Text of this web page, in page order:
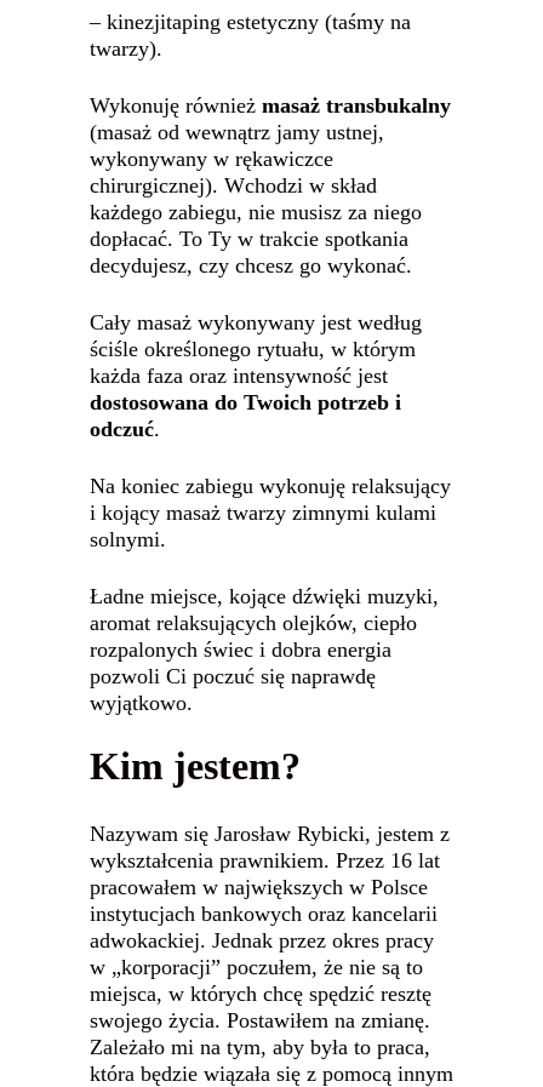
– kinezjitaping estetyczny (taśmy na
twarzy).
Wykonuję również masaż transbukalny
(masaż od wewnątrz jamy ustnej,
wykonywany w rękawiczce
chirurgicznej). Wchodzi w skład
każdego zabiegu, nie musisz za niego
dopłacać. To Ty w trakcie spotkania
decydujesz, czy chcesz go wykonać.
Cały masaż wykonywany jest według
ściśle określonego rytuału, w którym
każda faza oraz intensywność jest
dostosowana do Twoich potrzeb i
odczuć.
Na koniec zabiegu wykonuję relaksujący
i kojący masaż twarzy zimnymi kulami
solnymi.
Ładne miejsce, kojące dźwięki muzyki,
aromat relaksujących olejków, ciepło
rozpalonych świec i dobra energia
pozwoli Ci poczuć się naprawdę
wyjątkowo.
Kim jestem?
Nazywam się Jarosław Rybicki, jestem z
wykształcenia prawnikiem. Przez 16 lat
pracowałem w największych w Polsce
instytucjach bankowych oraz kancelarii
adwokackiej. Jednak przez okres pracy
w „korporacji” poczułem, że nie są to
miejsca, w których chcę spędzić resztę
swojego życia. Postawiłem na zmianę.
Zależało mi na tym, aby była to praca,
która będzie wiązała się z pomocą innym